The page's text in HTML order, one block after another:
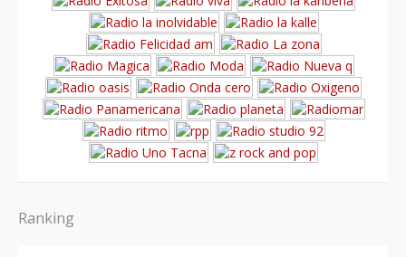
Ranking